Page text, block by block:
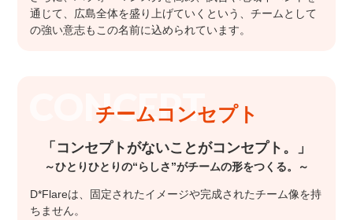
通じて、広島全体を盛り上げていくという、チームとして
の強い意志もこの名前に込められています。
チームコンセプト
「コンセプトがないことがコンセプト。」
～ひとりひとりの“らしさ”がチームの形をつくる。～
D*Flareは、固定されたイメージや完成されたチーム像を持
ちません。